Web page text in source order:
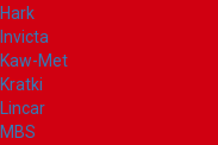
Hark
Invicta
Kaw-Met
Kratki
Lincar
MBS